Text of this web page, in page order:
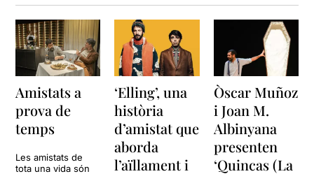
Amistats a
prova de
temps
Les amistats de
tota una vida són
‘Elling’, una
història
d’amistat que
aborda
l’aïllament i
Òscar Muñoz
i Joan M.
Albinyana
presenten
‘Quincas (La